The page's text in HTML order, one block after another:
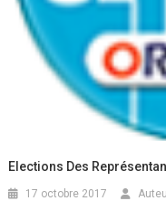
Elections Des
17 octobre 2017